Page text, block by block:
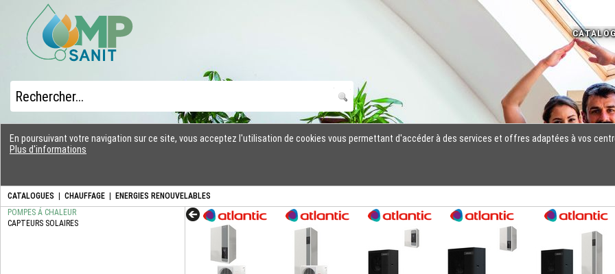
CATALOGUES CHAUFFAGE ENERGIES RENOUVELABLES
En poursuivant votre navigation sur ce site, vous acceptez l'utilisation de cookies vous permettant d'accéder à des services et offres adaptées à vos
Plus d'informations